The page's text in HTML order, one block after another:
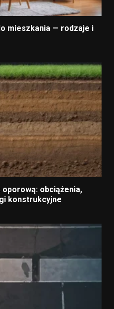
mieszkania — rodzaje i
obciążenia,
konstrukcyjne